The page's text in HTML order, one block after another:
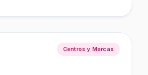
Centros y Marcas